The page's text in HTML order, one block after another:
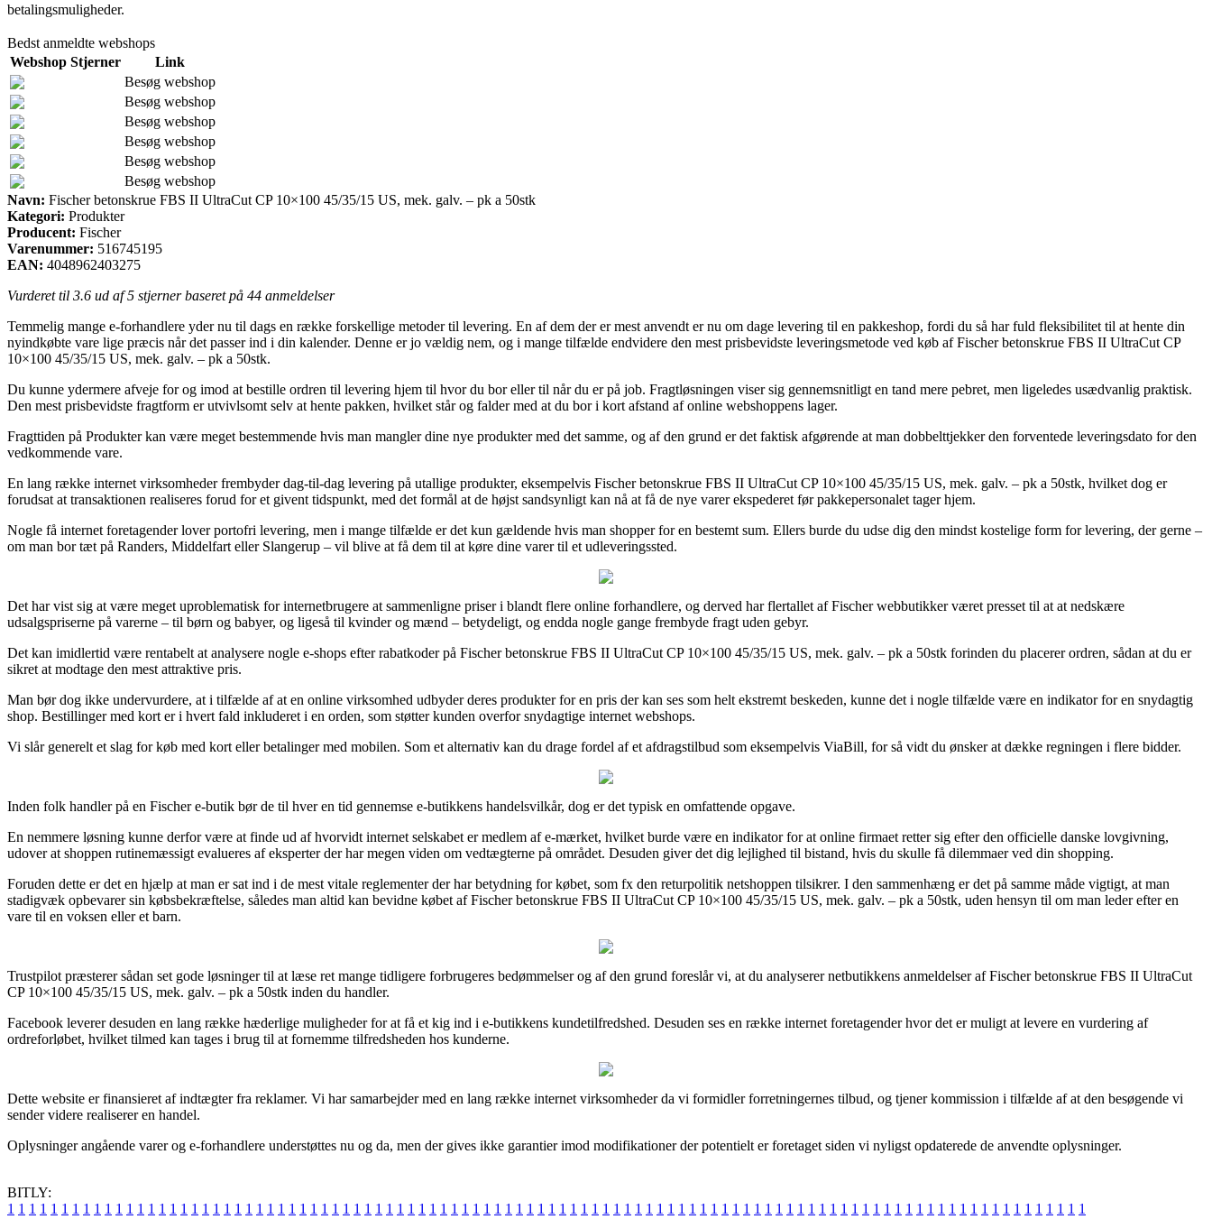
betalingsmuligheder.
Bedst anmeldte webshops
Webshop Stjerner
Link
Besøg webshop
Besøg webshop
Besøg webshop
Besøg webshop
Besøg webshop
Besøg webshop
Navn: Fischer betonskrue FBS II UltraCut CP 10×100 45/35/15 US, mek. galv. – pk a 50stk
Kategori: Produkter
Producent: Fischer
Varenummer: 516745195
EAN: 4048962403275
Vurderet til 3.6 ud af 5 stjerner baseret på 44 anmeldelser
Temmelig mange e-forhandlere yder nu til dags en række forskellige metoder til levering. En af dem der er mest anvendt er nu om dage levering til en pakkeshop, fordi du så har fuld fleksibilitet til at hente din
nyindkøbte vare lige præcis når det passer ind i din kalender. Denne er jo vældig nem, og i mange tilfælde endvidere den mest prisbevidste leveringsmetode ved køb af Fischer betonskrue FBS II UltraCut CP
10×100 45/35/15 US, mek. galv. – pk a 50stk.
Du kunne ydermere afveje for og imod at bestille ordren til levering hjem til hvor du bor eller til når du er på job. Fragtløsningen viser sig gennemsnitligt en tand mere pebret, men ligeledes usædvanlig praktisk.
Den mest prisbevidste fragtform er utvivlsomt selv at hente pakken, hvilket står og falder med at du bor i kort afstand af online webshoppens lager.
Fragttiden på Produkter kan være meget bestemmende hvis man mangler dine nye produkter med det samme, og af den grund er det faktisk afgørende at man dobbelttjekker den forventede leveringsdato for den
vedkommende vare.
En lang række internet virksomheder frembyder dag-til-dag levering på utallige produkter, eksempelvis Fischer betonskrue FBS II UltraCut CP 10×100 45/35/15 US, mek. galv. – pk a 50stk, hvilket dog er
forudsat at transaktionen realiseres forud for et givent tidspunkt, med det formål at de højst sandsynligt kan nå at få de nye varer ekspederet før pakkepersonalet tager hjem.
Nogle få internet foretagender lover portofri levering, men i mange tilfælde er det kun gældende hvis man shopper for en bestemt sum. Ellers burde du udse dig den mindst kostelige form for levering, der gerne –
om man bor tæt på Randers, Middelfart eller Slangerup – vil blive at få dem til at køre dine varer til et udleveringssted.
Det har vist sig at være meget uproblematisk for internetbrugere at sammenligne priser i blandt flere online forhandlere, og derved har flertallet af Fischer webbutikker været presset til at at nedskære
udsalgspriserne på varerne – til børn og babyer, og ligeså til kvinder og mænd – betydeligt, og endda nogle gange frembyde fragt uden gebyr.
Det kan imidlertid være rentabelt at analysere nogle e-shops efter rabatkoder på Fischer betonskrue FBS II UltraCut CP 10×100 45/35/15 US, mek. galv. – pk a 50stk forinden du placerer ordren, sådan at du er
sikret at modtage den mest attraktive pris.
Man bør dog ikke undervurdere, at i tilfælde af at en online virksomhed udbyder deres produkter for en pris der kan ses som helt ekstremt beskeden, kunne det i nogle tilfælde være en indikator for en snydagtig
shop. Bestillinger med kort er i hvert fald inkluderet i en orden, som støtter kunden overfor snydagtige internet webshops.
Vi slår generelt et slag for køb med kort eller betalinger med mobilen. Som et alternativ kan du drage fordel af et afdragstilbud som eksempelvis ViaBill, for så vidt du ønsker at dække regningen i flere bidder.
Inden folk handler på en Fischer e-butik bør de til hver en tid gennemse e-butikkens handelsvilkår, dog er det typisk en omfattende opgave.
En nemmere løsning kunne derfor være at finde ud af hvorvidt internet selskabet er medlem af e-mærket, hvilket burde være en indikator for at online firmaet retter sig efter den officielle danske lovgivning,
udover at shoppen rutinemæssigt evalueres af eksperter der har megen viden om vedtægterne på området. Desuden giver det dig lejlighed til bistand, hvis du skulle få dilemmaer ved din shopping.
Foruden dette er det en hjælp at man er sat ind i de mest vitale reglementer der har betydning for købet, som fx den returpolitik netshoppen tilsikrer. I den sammenhæng er det på samme måde vigtigt, at man
stadigvæk opbevarer sin købsbekræftelse, således man altid kan bevidne købet af Fischer betonskrue FBS II UltraCut CP 10×100 45/35/15 US, mek. galv. – pk a 50stk, uden hensyn til om man leder efter en
vare til en voksen eller et barn.
Trustpilot præsterer sådan set gode løsninger til at læse ret mange tidligere forbrugeres bedømmelser og af den grund foreslår vi, at du analyserer netbutikkens anmeldelser af Fischer betonskrue FBS II UltraCut
CP 10×100 45/35/15 US, mek. galv. – pk a 50stk inden du handler.
Facebook leverer desuden en lang række hæderlige muligheder for at få et kig ind i e-butikkens kundetilfredshed. Desuden ses en række internet foretagender hvor det er muligt at levere en vurdering af
ordreforløbet, hvilket tilmed kan tages i brug til at fornemme tilfredsheden hos kunderne.
Dette website er finansieret af indtægter fra reklamer. Vi har samarbejder med en lang række internet virksomheder da vi formidler forretningernes tilbud, og tjener kommission i tilfælde af at den besøgende vi
sender videre realiserer en handel.
Oplysninger angående varer og e-forhandlere understøttes nu og da, men der gives ikke garantier imod modifikationer der potentielt er foretaget siden vi nyligst opdaterede de anvendte oplysninger.
BITLY:
1 1 1 1 1 1 1 1 1 1 1 1 1 1 1 1 1 1 1 1 1 1 1 1 1 1 1 1 1 1 1 1 1 1 1 1 1 1 1 1 1 1 1 1 1 1 1 1 1 1 1 1 1 1 1 1 1 1 1 1 1 1 1 1 1 1 1 1 1 1 1 1 1 1 1 1 1 1 1 1 1 1 1 1 1 1 1 1 1 1 1 1 1 1 1 1 1 1 1 1